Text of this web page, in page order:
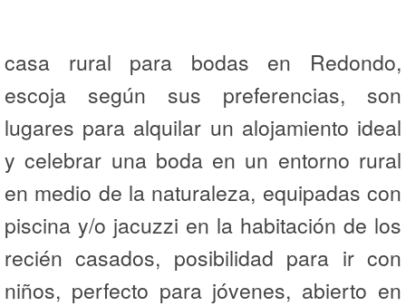
casa rural para bodas en Redondo,
escoja según sus preferencias, son
lugares para alquilar un alojamiento ideal
y celebrar una boda en un entorno rural
en medio de la naturaleza, equipadas con
piscina y/o jacuzzi en la habitación de los
recién casados, posibilidad para ir con
niños, perfecto para jóvenes, abierto en